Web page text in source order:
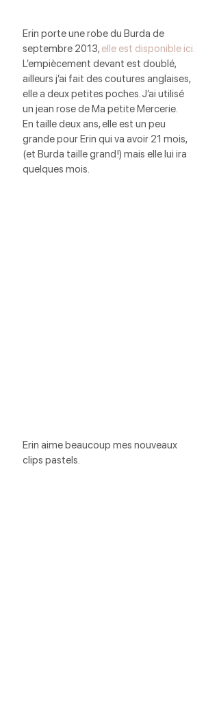
Erin porte une robe du Burda de
septembre 2013, elle est disponible ici.
L’empiècement devant est doublé,
ailleurs j’ai fait des coutures anglaises,
elle a deux petites poches. J’ai utilisé
un jean rose de Ma petite Mercerie.
En taille deux ans, elle est un peu
grande pour Erin qui va avoir 21 mois,
(et Burda taille grand!) mais elle lui ira
quelques mois.
Erin aime beaucoup mes nouveaux
clips pastels.